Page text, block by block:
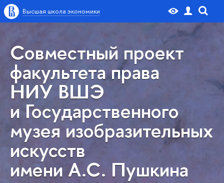
Высшая школа экономики
Совместный проект
факультета права
НИУ ВШЭ
и Государственного
музея изобразительных
искусств
имени А.С. Пушкина